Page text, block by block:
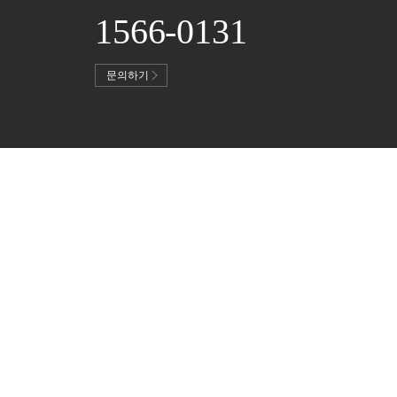
1566-0131
문의하기